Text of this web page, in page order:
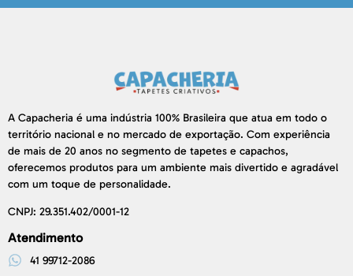
A Capacheria é uma indústria 100% Brasileira que atua em todo o
território nacional e no mercado de exportação. Com experiência
de mais de 20 anos no segmento de tapetes e capachos,
oferecemos produtos para um ambiente mais divertido e agradável
com um toque de personalidade.
CNPJ: 29.351.402/0001-12
Atendimento
41 99712-2086